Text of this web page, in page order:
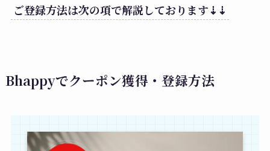
ご登録方法は次の項で解説しております⇣⇣
Bhappyでクーポン獲得・登録方法